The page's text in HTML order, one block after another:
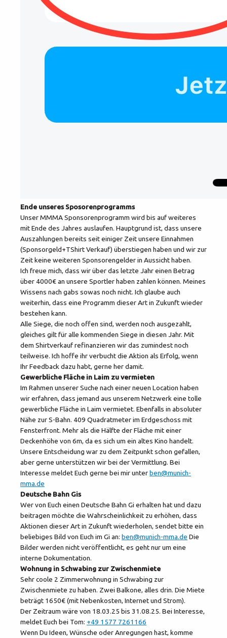
Ende unseres Sposorenprogramms
Unser MMMA Sponsorenprogramm wird bis auf weiteres
mit Ende des Jahres auslaufen. Hauptgrund ist, dass unsere
Auszahlungen bereits seit einiger Zeit unsere Einnahmen
(Sponsorgeld+TShirt Verkauf) überstiegen haben und wir zur
Zeit keine weiteren Sponsorengelder in Aussicht haben.
Ich freue mich, dass wir über das letzte Jahr einen Betrag
über 4000€ an unsere Sportler haben zahlen können. Meines
Wissens nach gabs sowas noch nicht. Ich glaube auch
weiterhin, dass eine Programm dieser Art in Zukunft wieder
bestehen kann.
Alle Siege, die noch offen sind, werden noch ausgezahlt,
gleiches gilt für alle kommenden Siege in diesen Jahr. Mit
dem Shirtverkauf refinanzieren wir das zumindest noch
teilweise. Ich hoffe ihr verbucht die Aktion als Erfolg, wenn
Ihr Feedback dazu habt, gerne her damit.
Gewerbliche Fläche in Laim zu vermieten
Im Rahmen unserer Suche nach einer neuen Location haben
wir erfahren, dass jemand aus unserem Netzwerk eine tolle
gewerbliche Fläche in Laim vermietet. Ebenfalls in absoluter
Nähe zur S-Bahn. 409 Quadratmeter im Erdgeschoss mit
Fensterfront. Mehr als die Hälfte der Fläche mit einer
Deckenhöhe von 6m, da es sich um ein altes Kino handelt.
Unsere Entscheidung war zu dem Zeitpunkt schon gefallen,
aber gerne unterstützen wir bei der Vermittlung. Bei
Interesse meldet Euch gerne bei mir unterben@munich-
mma.de
Deutsche Bahn Gis
Wer von Euch einen Deutsche Bahn Gi erhalten hat und dazu
beitragen möchte die Wahrscheinlichkeit zu erhöhen, dass
Aktionen dieser Art in Zukunft wiederholen, sendet bitte ein
beliebiges Bild von Euch im Gi an: ben@munich-mma.de Die
Bilder werden nicht veröffentlicht, es geht nur um eine
interne Dokumentation.
Wohnung in Schwabing zur Zwischenmiete
Sehr coole 2 Zimmerwohnung in Schwabing zur
Zwischenmiete zu haben. Zwei Balkone, alles drin. Die Miete
beträgt 1650€ (mit Nebenkosten, Internet und Strom).
Der Zeitraum wäre von 18.03.25 bis 31.08.25. Bei Interesse,
meldet Euch bei Tom: +49 1577 7261166
Wenn Du Ideen, Wünsche oder Anregungen hast, komme